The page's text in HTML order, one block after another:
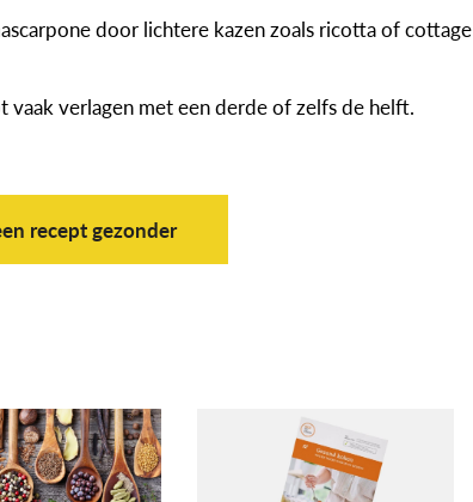
door lichtere kazen zoals ricotta of cottage
vaak verlagen met een derde of zelfs de helft.
recept gezonder